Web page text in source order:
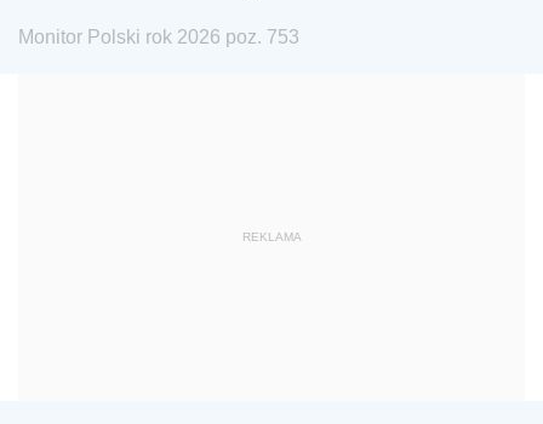
1975 1974
1959
Monitor Polski rok 2026 poz. 753
REKLAMA